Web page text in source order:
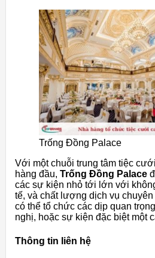
Trống Đồng Palace
Với một chuỗi trung tâm tiệc
hàng đầu, Trống Đồng Palace
các sự kiện nhỏ tới lớn với
tế, và chất lượng dịch vụ
có thể tổ chức các dịp quan
nghị, hoặc sự kiện đặc biệt một
Thông tin liên hệ